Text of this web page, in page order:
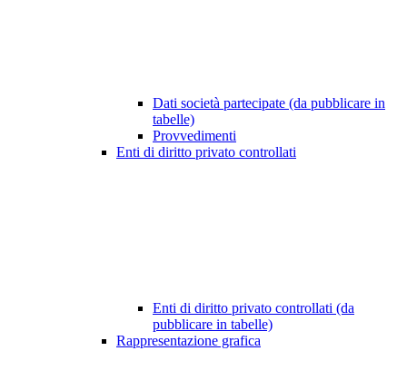
Dati società partecipate (da pubblicare in
tabelle)
Provvedimenti
Enti di diritto privato controllati
Enti di diritto privato controllati (da
pubblicare in tabelle)
Rappresentazione grafica